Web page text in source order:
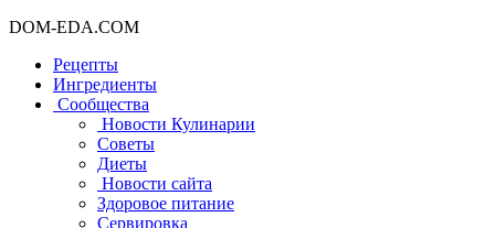
DOM-EDA.COM
Рецепты
Ингредиенты
Сообщества
Новости Кулинарии
Советы
Диеты
Новости сайта
Здоровое питание
Сервировка